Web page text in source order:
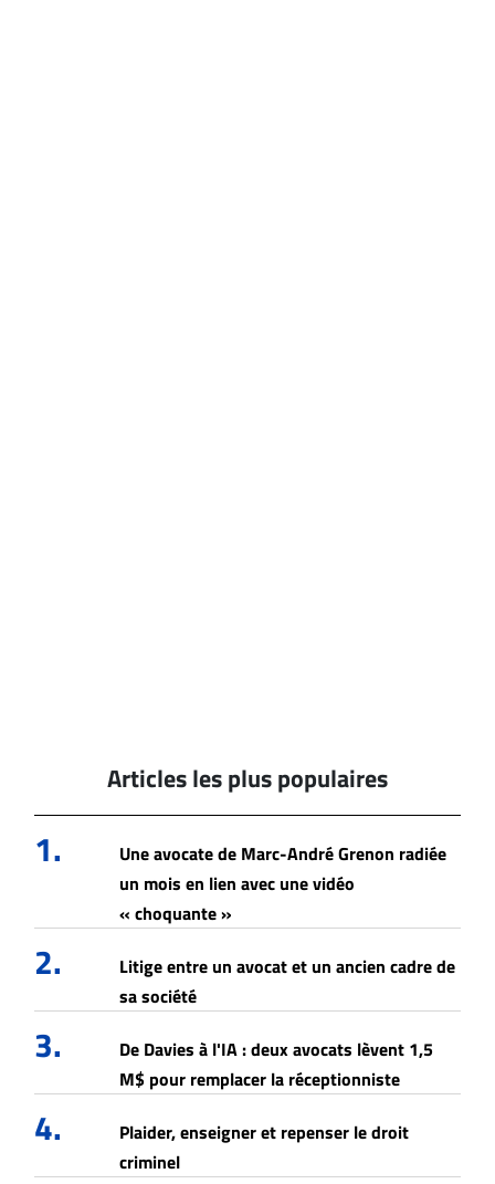
Articles les plus populaires
1.
Une avocate de Marc-André Grenon radiée
un mois en lien avec une vidéo
« choquante »
2.
Litige entre un avocat et un ancien cadre de
sa société
3.
De Davies à l'IA : deux avocats lèvent 1,5
M$ pour remplacer la réceptionniste
4.
Plaider, enseigner et repenser le droit
criminel